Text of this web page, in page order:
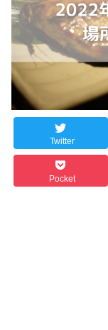
Twitter
Pocket